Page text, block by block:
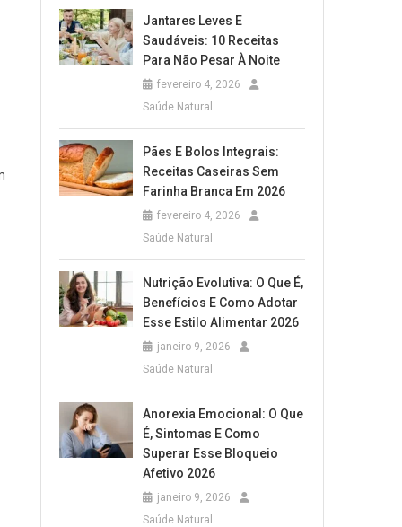
Jantares Leves E
Saudáveis: 10 Receitas
Para Não Pesar À Noite
fevereiro 4, 2026
Saúde Natural
Pães E Bolos Integrais:
Receitas Caseiras Sem
Farinha Branca Em 2026
fevereiro 4, 2026
Saúde Natural
Nutrição Evolutiva: O Que É,
Benefícios E Como Adotar
Esse Estilo Alimentar 2026
janeiro 9, 2026
Saúde Natural
Anorexia Emocional: O Que
É, Sintomas E Como
Superar Esse Bloqueio
Afetivo 2026
janeiro 9, 2026
Saúde Natural